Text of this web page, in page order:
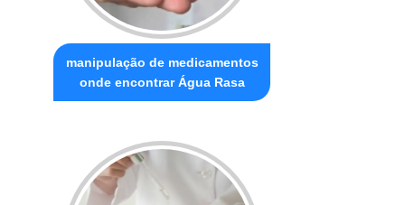
manipulação de medicamentos
onde encontrar Água Rasa